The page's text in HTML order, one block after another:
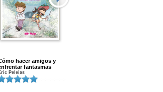
hacer amigos y
fantasmas
Peleias